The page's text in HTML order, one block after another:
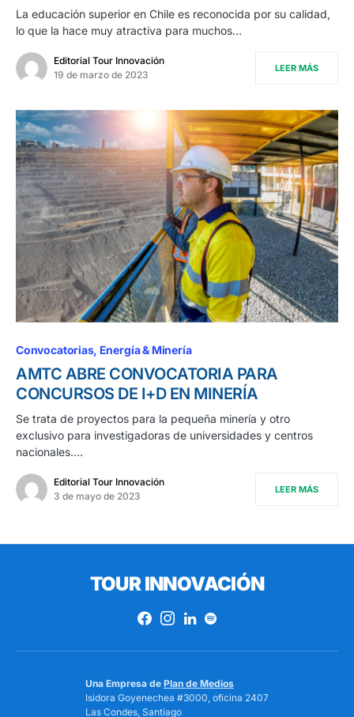
La educación superior en Chile es reconocida por su calidad,
lo que la hace muy atractiva para muchos…
Editorial Tour Innovación
19 de marzo de 2023
LEER MÁS
Convocatorias Energía & Minería
AMTC ABRE CONVOCATORIA PARA
CONCURSOS DE I+D EN MINERÍA
Se trata de proyectos para la pequeña minería y otro
exclusivo para investigadoras de universidades y centros
nacionales.…
Editorial Tour Innovación
3 de mayo de 2023
LEER MÁS
TOUR INNOVACIÓN
Una Empresa de Plan de Medios
Isidora Goyenechea #3000, oficina 2407
Las Condes, Santiago